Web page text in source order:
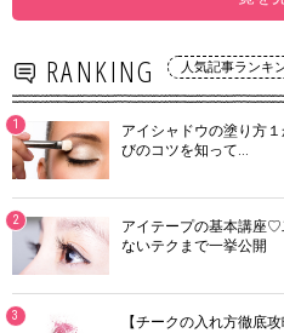
RANKING 人気記事ランキ
1
アイシャドウの塗り方
びのコツを知って…
2
アイテープの基本講座♡
ないテクまで一挙公開
3
【チークの入れ方徹底